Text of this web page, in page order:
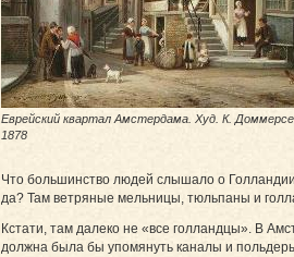
Еврейский квартал Амстердама. Худ. К.
1878
Что большинство людей слышало о
да? Там ветряные мельницы, тюльпаны и
Кстати, там далеко не «все голландцы». В
должна была бы упомянуть каналы и